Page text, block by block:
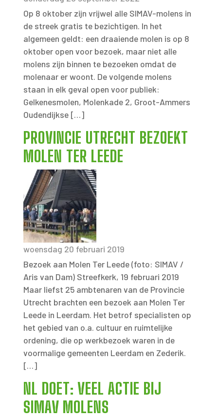
Op 8 oktober zijn vrijwel alle SIMAV-molens in
de streek gratis te bezichtigen. In het
algemeen geldt: een draaiende molen is op 8
oktober open voor bezoek, maar niet alle
molens zijn binnen te bezoeken omdat de
molenaar er woont. De volgende molens
staan in elk geval open voor publiek:
Gelkenesmolen, Molenkade 2, Groot-Ammers
Oudendijkse […]
PROVINCIE UTRECHT BEZOEKT
MOLEN TER LEEDE
woensdag 20 februari 2019
Bezoek aan Molen Ter Leede (foto: SIMAV /
Aris van Dam) Streefkerk, 19 februari 2019
Maar liefst 25 ambtenaren van de Provincie
Utrecht brachten een bezoek aan Molen Ter
Leede in Leerdam. Het betrof specialisten op
het gebied van o.a. cultuur en ruimtelijke
ordening, die op werkbezoek waren in de
voormalige gemeenten Leerdam en Zederik.
[…]
NL DOET: VEEL ACTIE BIJ
SIMAV MOLENS